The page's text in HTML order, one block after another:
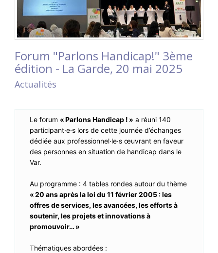
Forum "Parlons Handicap!" 3ème
édition - La Garde, 20 mai 2025
Actualités
Le forum « Parlons Handicap ! » a réuni 140
participant·e·s lors de cette journée d’échanges
dédiée aux professionnel·le·s œuvrant en faveur
des personnes en situation de handicap dans le
Var.
Au programme : 4 tables rondes autour du thème
« 20 ans après la loi du 11 février 2005 : les
offres de services, les avancées, les efforts à
soutenir, les projets et innovations à
promouvoir… »
Thématiques abordées :